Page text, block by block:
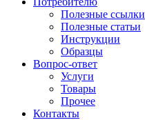
Полезные ссылки
Полезные статьи
Инструкции
Образцы
Вопрос-ответ
Услуги
Товары
Прочее
Контакты